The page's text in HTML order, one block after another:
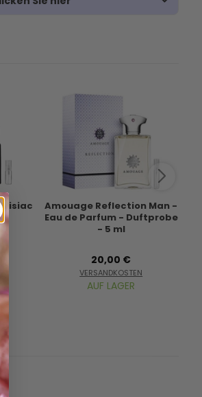
-
Amouage Reflection Man -
Eau de Parfum - Duftprobe
- 5 ml
20,00 €
VERSANDKOSTEN
AUF LAGER